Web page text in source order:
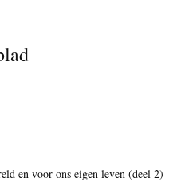
en voor ons eigen leven (deel 2)